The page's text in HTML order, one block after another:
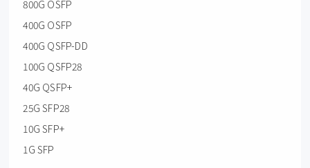
800G OSFP
400G OSFP
400G QSFP-DD
100G QSFP28
40G QSFP+
25G SFP28
10G SFP+
1G SFP